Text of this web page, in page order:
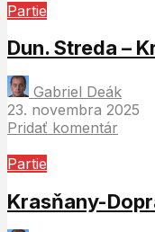
Partie
Dun. Streda –
Gabriel Deák
23. novembra 2025
Pridať komentár
Partie
Krasňany-